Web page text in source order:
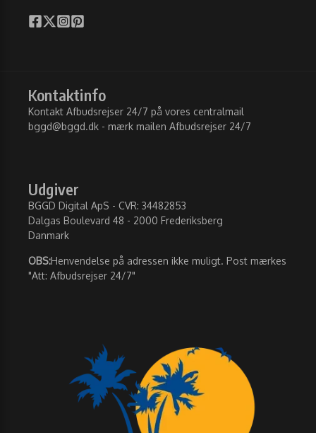
Kontaktinfo
Kontakt Afbudsrejser 24/7 på vores centralmail
bggd@bggd.dk - mærk mailen Afbudsrejser 24/7
Udgiver
BGGD Digital ApS - CVR: 34482853
Dalgas Boulevard 48 - 2000 Frederiksberg
Danmark
OBS:Henvendelse på adressen ikke muligt. Post mærkes
"Att: Afbudsrejser 24/7"